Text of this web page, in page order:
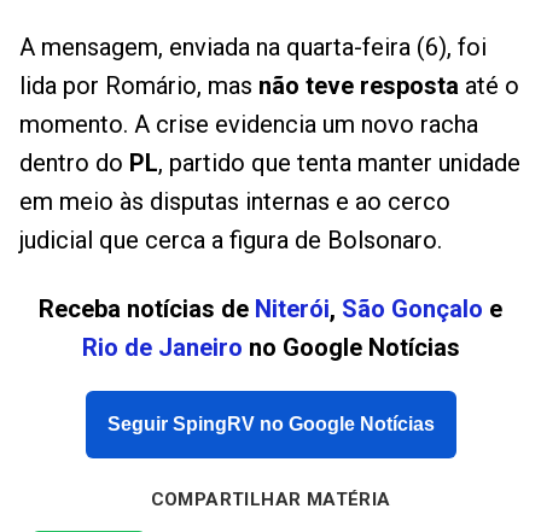
A mensagem, enviada na quarta-feira (6), foi
lida por Romário, mas não teve resposta até o
momento. A crise evidencia um novo racha
dentro do PL, partido que tenta manter unidade
em meio às disputas internas e ao cerco
judicial que cerca a figura de Bolsonaro.
Receba notícias de Niterói, São Gonçalo e
Rio de Janeiro no Google Notícias
Seguir SpingRV no Google Notícias
COMPARTILHAR MATÉRIA